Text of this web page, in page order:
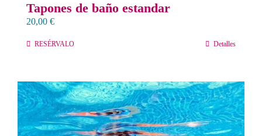
Tapones de baño estandar
20,00 €
RESÉRVALO Detalles